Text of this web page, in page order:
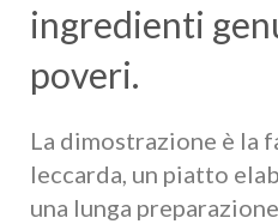
ingredienti
poveri.
La dimostrazione è la
leccarda, un piatto
una lunga